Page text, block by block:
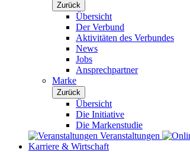
Zurück
Übersicht
Der Verbund
Aktivitäten des Verbundes
News
Jobs
Ansprechpartner
Marke
Zurück
Übersicht
Die Initiative
Die Markenstudie
Veranstaltungen
Karriere & Wirtschaft